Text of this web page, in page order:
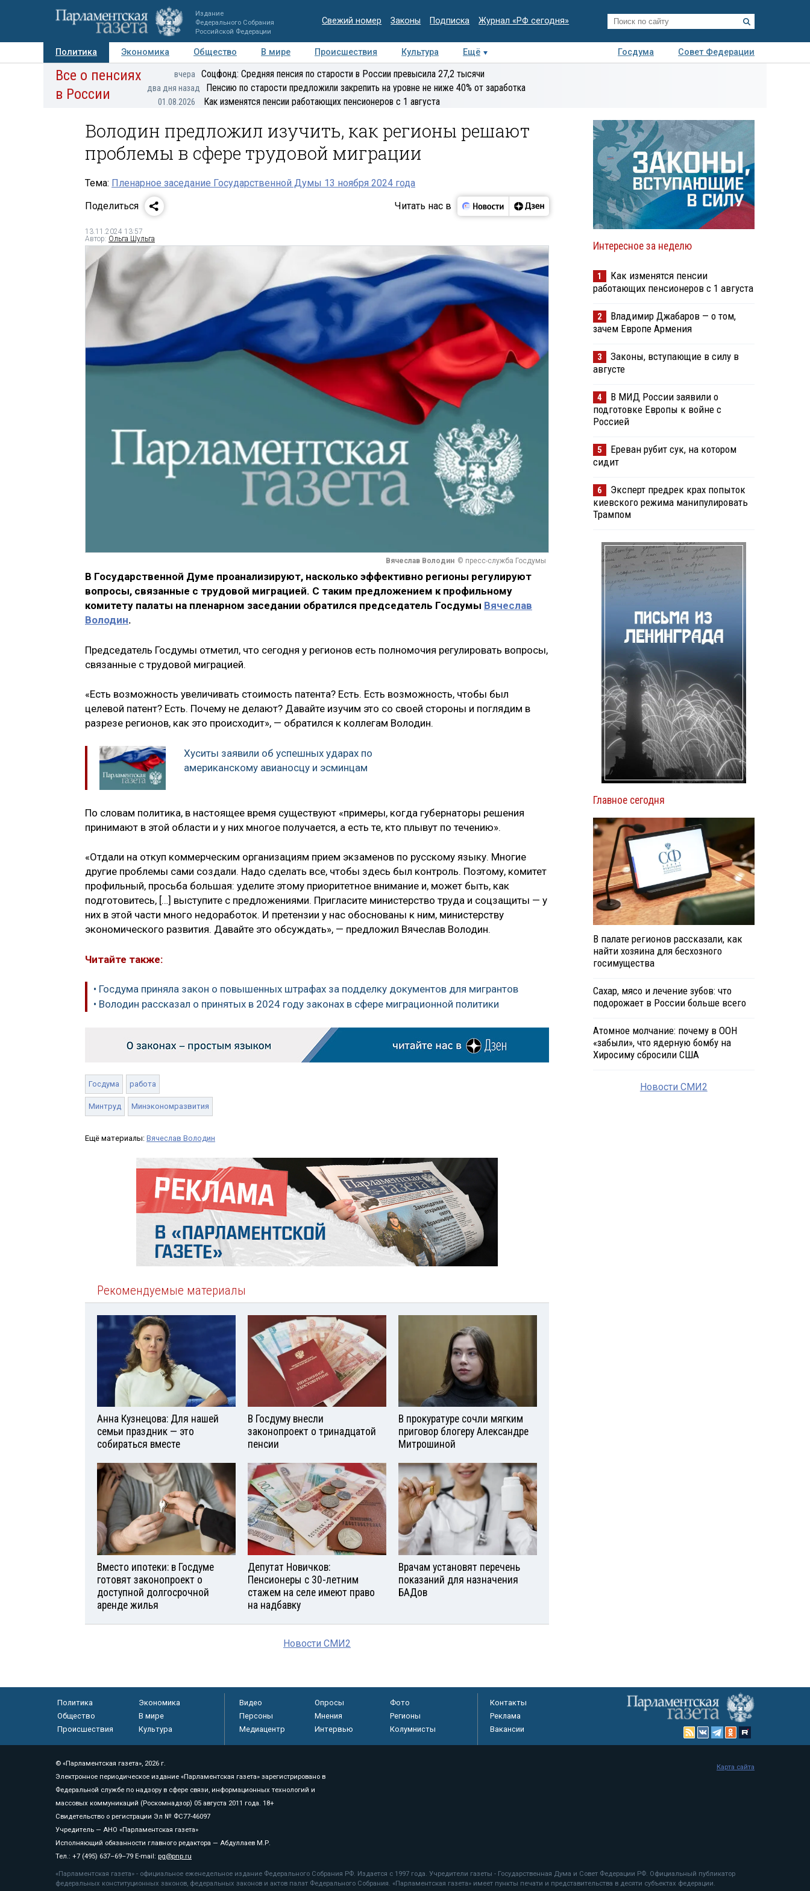
Издание
Федерального Собрания
Российской Федерации
Свежий номер Законы Подписка Журнал «РФ сегодня»
Политика Экономика Общество В мире Происшествия Культура Ещё Госдума
Совет Федерации
Авторы Персоны Мнения Регионы Медиацентр Интервью Колумнисты
экспертиза
Все о пенсиях
в России
вчера Соцфонд: Средняя пенсия по старости в России превысила 27,2 тысячи
два дня назад Пенсию по старости предложили закрепить на уровне не ниже 40% от заработка
01.08.2026 Как изменятся пенсии работающих пенсионеров с 1 августа
Володин предложил изучить, как регионы решают
проблемы в сфере трудовой миграции
Тема: Пленарное заседание Государственной Думы 13 ноября 2024 года
Поделиться
Читать нас в
13.11.2024 13:57
Автор: Ольга Шульга
Вячеслав Володин © пресс-служба Госдумы
В Государственной Думе проанализируют, насколько эффективно регионы регулируют
вопросы, связанные с трудовой миграцией. С таким предложением к профильному
комитету палаты на пленарном заседании обратился председатель Госдумы Вячеслав
Володин.
Председатель Госдумы отметил, что сегодня у регионов есть полномочия регулировать вопросы,
связанные с трудовой миграцией.
«Есть возможность увеличивать стоимость патента? Есть. Есть возможность, чтобы был
целевой патент? Есть. Почему не делают? Давайте изучим это со своей стороны и поглядим в
разрезе регионов, как это происходит», — обратился к коллегам Володин.
Хуситы заявили об успешных ударах по
американскому авианосцу и эсминцам
По словам политика, в настоящее время существуют «примеры, когда губернаторы решения
принимают в этой области и у них многое получается, а есть те, кто плывут по течению».
«Отдали на откуп коммерческим организациям прием экзаменов по русскому языку. Многие
другие проблемы сами создали. Надо сделать все, чтобы здесь был контроль. Поэтому, комитет
профильный, просьба большая: уделите этому приоритетное внимание и, может быть, как
подготовитесь, […] выступите с предложениями. Пригласите министерство труда и соцзащиты — у
них в этой части много недоработок. И претензии у нас обоснованы к ним, министерству
экономического развития. Давайте это обсуждать», — предложил Вячеслав Володин.
Читайте также:
• Госдума приняла закон о повышенных штрафах за подделку документов для мигрантов
• Володин рассказал о принятых в 2024 году законах в сфере миграционной политики
Госдума работа
Минтруд Минэкономразвития
Ещё материалы: Вячеслав Володин
Рекомендуемые материалы
Анна Кузнецова: Для нашей
семьи праздник — это
собираться вместе
В Госдуму внесли
законопроект о тринадцатой
пенсии
В прокуратуре сочли мягким
приговор блогеру Александре
Митрошиной
Вместо ипотеки: в Госдуме
готовят законопроект о
доступной долгосрочной
аренде жилья
Депутат Новичков:
Пенсионеры с 30-летним
стажем на селе имеют право
на надбавку
Врачам установят перечень
показаний для назначения
БАДов
Новости СМИ2
Интересное за неделю
1
Как изменятся пенсии
работающих пенсионеров с 1 августа
2
Владимир Джабаров — о том,
зачем Европе Армения
3
Законы, вступающие в силу в
августе
4
В МИД России заявили о
подготовке Европы к войне с
Россией
5
Ереван рубит сук, на котором
сидит
6
Эксперт предрек крах попыток
киевского режима манипулировать
Трампом
Главное сегодня
В палате регионов рассказали, как
найти хозяина для бесхозного
госимущества
Сахар, мясо и лечение зубов: что
подорожает в России больше всего
Атомное молчание: почему в ООН
«забыли», что ядерную бомбу на
Хиросиму сбросили США
Новости СМИ2
Политика
Экономика
Общество
В мире
Происшествия
Культура
Видео Опросы
Фото
Персоны
Мнения
Регионы
Медиацентр
Интервью Колумнисты
Контакты
Реклама
Вакансии
© «Парламентская газета», 2026 г.
Электронное периодическое издание «Парламентская газета» зарегистрировано в
Федеральной службе по надзору в сфере связи, информационных технологий и
массовых коммуникаций (Роскомнадзор) 05 августа 2011 года. 18+
Свидетельство о регистрации Эл № ФС77-46097
Учредитель — АНО «Парламентская газета»
Исполняющий обязанности главного редактора — Абдуллаев М.Р.
Тел.: +7 (495) 637–69–79 E-mail: pg@pnp.ru
«Парламентская газета» - официальное еженедельное издание Федерального Собрания РФ. Издается с 1997 года. Учредители газеты - Государственная Дума и Совет Федерации РФ. Официальный публикатор
федеральных конституционных законов, федеральных законов и актов палат Федерального Собрания. «Парламентская газета» имеет пункты печати и представительства в десяти субъектах федерации.
Карта сайта